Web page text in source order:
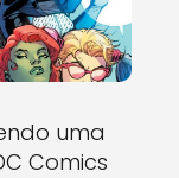
uma
Comics